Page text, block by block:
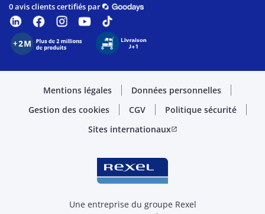
0 avis clients certifiés par
Mentions légales
Données personnelles
Gestion des cookies
CGV
Politique sécurité
Sites internationauxopen_in_new
Une entreprise du groupe Rexel